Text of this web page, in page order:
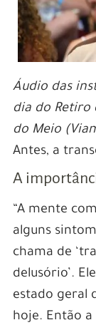
Áudio das
dia do Retiro
do Meio
Antes, a
A
“A mente
alguns
chama de
delusório’.
estado geral
hoje. Então a